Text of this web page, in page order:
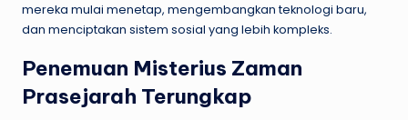
mereka mulai menetap, mengembangkan teknologi baru,
dan menciptakan sistem sosial yang lebih kompleks.
Penemuan Misterius Zaman
Prasejarah Terungkap